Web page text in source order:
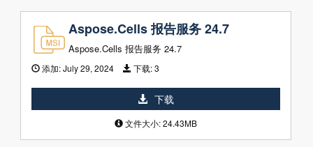
Aspose.Cells 报告服务 24.7
Aspose.Cells 报告服务 24.7
添加:July 29, 2024 下载:3
下载
文件大小: 24.43MB